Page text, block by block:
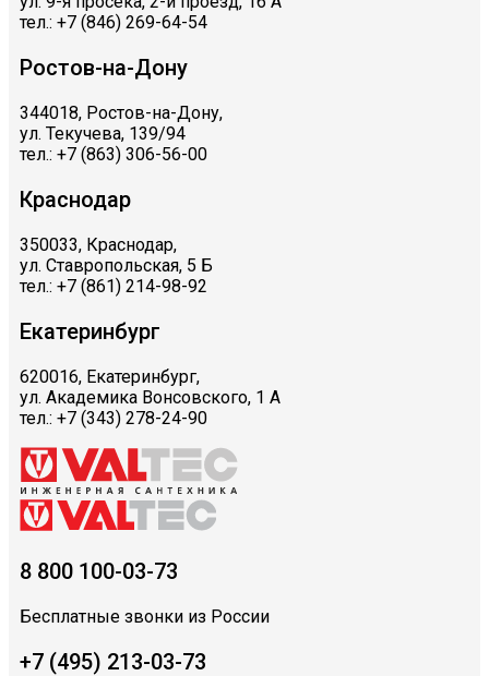
тел.: +7 (846) 269-64-54
Ростов-на-Дону
344018, Ростов-на-Дону,
ул. Текучева, 139/94
тел.: +7 (863) 306-56-00
Краснодар
350033, Краснодар,
ул. Ставропольская, 5 Б
тел.: +7 (861) 214-98-92
Екатеринбург
620016, Екатеринбург,
ул. Академика Вонсовского, 1 А
тел.: +7 (343) 278-24-90
8 800 100-03-73
Бесплатные звонки из России
+7 (495) 213-03-73